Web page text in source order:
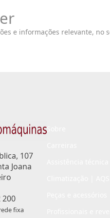
e informações relevante, no
107
Joana
200
fixa